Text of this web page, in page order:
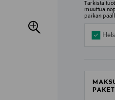
Tarkista
muuttua
paikan